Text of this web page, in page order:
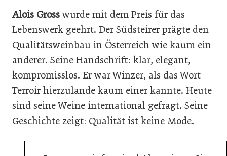
Alois Grosswurde mit dem Preis für das
Lebenswerk geehrt. Der Südsteirer prägte den
Qualitätsweinbau in Österreich wie kaum ein
anderer. Seine Handschrift: klar, elegant,
kompromisslos. Er war Winzer, als das Wort
Terroir hierzulande kaum einer kannte. Heute
sind seine Weine international gefragt. Seine
Geschichte zeigt: Qualität ist keine Mode.